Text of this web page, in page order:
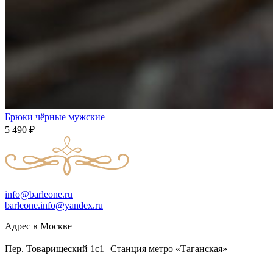
Брюки чёрные мужские
5 490 ₽
info@barleone.ru
barleone.info@yandex.ru
Адрес в Москве
Пер. Товарищеский 1с1 Станция метро «Таганская»